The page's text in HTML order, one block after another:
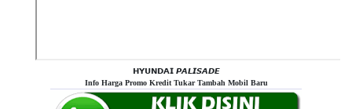
𝗛𝗬𝗨𝗡𝗗𝗔𝗜 𝙋𝘼𝙇𝙄𝙎𝘼𝘿𝙀
Info Harga Promo Kredit Tukar Tambah Mobil Baru